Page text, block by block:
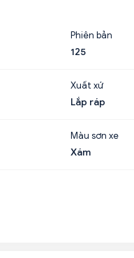
Phiên bản
125
Xuất xứ
Lắp ráp
Màu sơn xe
Xám